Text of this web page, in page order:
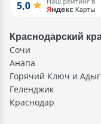
Краснодарский
Сочи
Анапа
Горячий Ключ и
Геленджик
Краснодар